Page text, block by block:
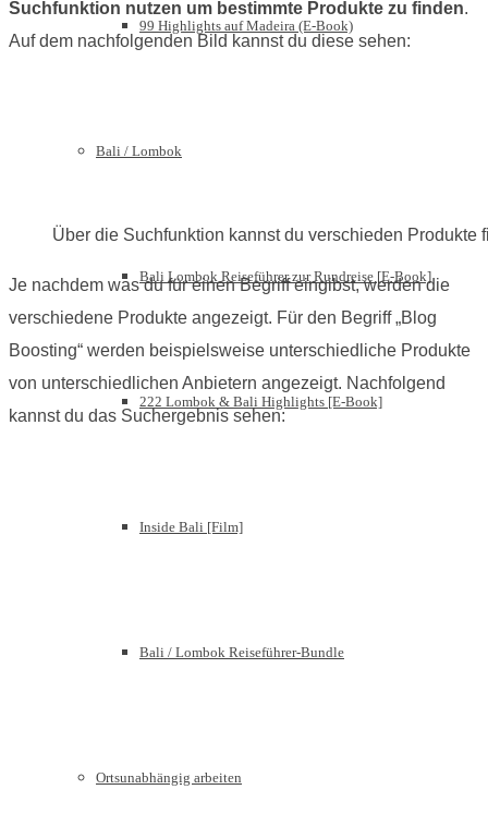
99 Highlights auf Madeira (E-Book)
Bali / Lombok
Bali Lombok Reiseführer zur Rundreise [E-Book]
222 Lombok & Bali Highlights [E-Book]
Inside Bali [Film]
Bali / Lombok Reiseführer-Bundle
Ortsunabhängig arbeiten
Suchfunktion nutzen um bestimmte Produkte zu finden.
Auf dem nachfolgenden Bild kannst du diese sehen:
Über die Suchfunktion kannst du verschieden Produkte
Je nachdem was du für einen Begriff eingibst, werden die
verschiedene Produkte angezeigt. Für den Begriff „Blog
Boosting“ werden beispielsweise unterschiedliche Produkte
von unterschiedlichen Anbietern angezeigt. Nachfolgend
kannst du das Suchergebnis sehen: